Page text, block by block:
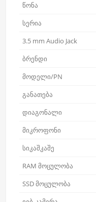
წონა
სერია
3.5 mm Audio Jack
ბრენდი
მოდელი/PN
განათება
დიაგონალი
მიკროფონი
სიკაშკაშე
RAM მოცულობა
SSD მოცულობა